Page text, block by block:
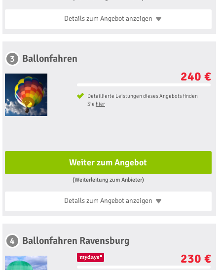
Details zum Angebotanzeigen
3 Ballonfahren
240 €
Detaillierte Leistungen dieses Angebots finden
Sie hier
Weiter zum Angebot
(Weiterleitung zum Anbieter)
Details zum Angebotanzeigen
4 Ballonfahren Ravensburg
230 €